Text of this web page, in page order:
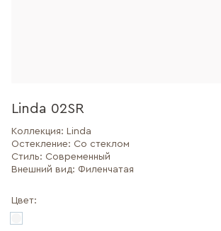
Linda 02SR
Коллекция: Linda
Остекление: Со стеклом
Стиль: Современный
Внешний вид: Филенчатая
Цвет: